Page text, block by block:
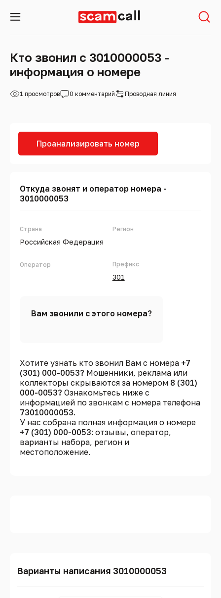
Кто звонил с 3010000053 -
информация о номере
1 просмотров 0 комментарий Проводная линия
Проанализировать номер
Откуда звонят и оператор номера -
3010000053
Страна
Российская Федерация
Оператор
Регион
Префикс
301
Вам звонили с этого номера?
Хотите узнать кто звонил Вам с номера +7
(301) 000-0053? Мошенники, реклама или
коллекторы скрываются за номером 8 (301)
000-0053? Ознакомьтесь ниже с
информацией по звонкам с номера телефона
73010000053.
У нас собрана полная информация о номере
+7 (301) 000-0053: отзывы, оператор,
варианты набора, регион и
местоположение.
Варианты написания 3010000053